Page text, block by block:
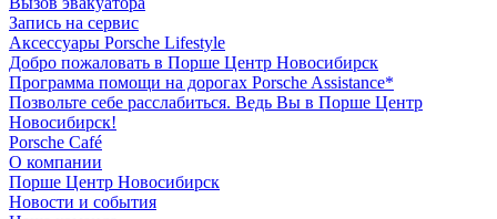
Запись на сервис
Аксессуары Porsche Lifestyle
Добро пожаловать в Порше Центр Новосибирск
Программа помощи на дорогах Porsche Assistance*
Позвольте себе расслабиться. Ведь Вы в Порше Центр
Новосибирск!
Porsche Café
О компании
Порше Центр Новосибирск
Новости и события